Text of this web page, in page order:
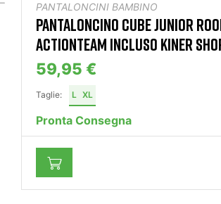
PANTALONCINI BAMBINO
PANTALONCINO CUBE JUNIOR
ACTIONTEAM INCLUSO KINER
59,95 €
Taglie: L XL
Pronta Consegna